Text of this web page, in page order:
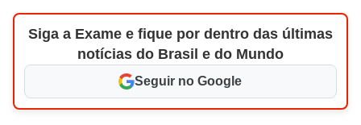
Siga a Exame e fique por dentro das últimas
notícias do Brasil e do Mundo
Seguir no Google